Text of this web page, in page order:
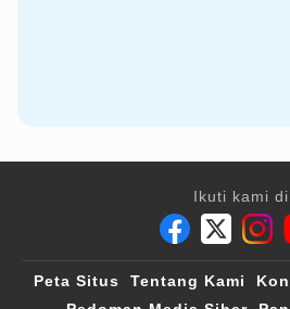
Ikuti kami
Peta Situs Tentang Kami